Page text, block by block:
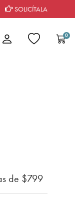
SOLICÍTALA
0
de $799